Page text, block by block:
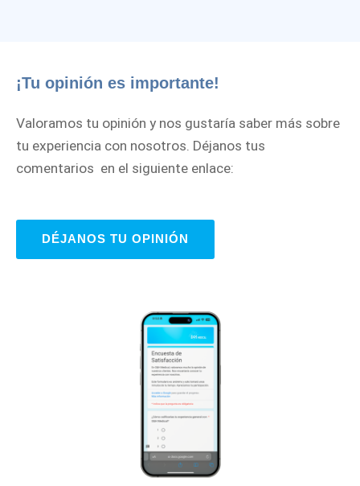
¡Tu opinión es importante!
Valoramos tu opinión y nos gustaría saber más sobre
tu experiencia con nosotros. Déjanos tus
comentarios en el siguiente enlace:
DÉJANOS TU OPINIÓN